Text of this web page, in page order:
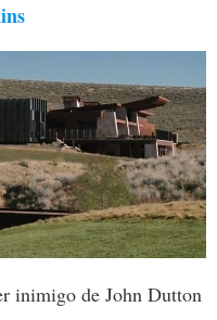
inimigo de John Dutton